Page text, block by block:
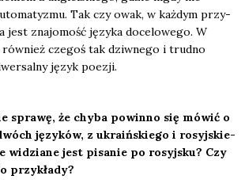
Tak czy owak, w każ­dym przy­
jest zna­jo­mość języ­ka doce­lo­we­go. W
cze­goś tak dziw­ne­go i trud­no
język poezji.
spra­wę, że chy­ba powin­no się mówić o
języ­ków, z ukra­iń­skie­go i rosyj­skie­
widzia­ne jest pisa­nie po rosyj­sku? Czy
przy­kła­dy?